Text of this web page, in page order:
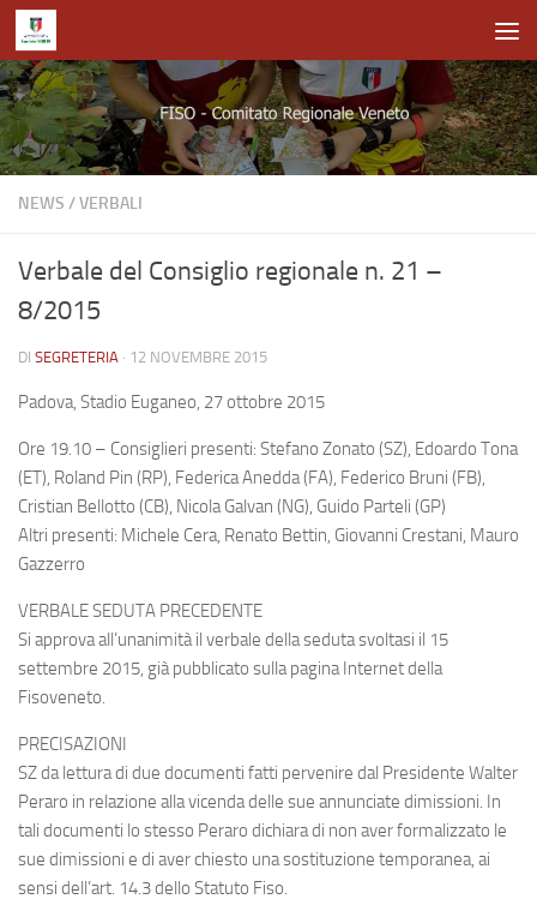
Salta al contenuto
NEWS /VERBALI
Verbale del Consiglio regionale n. 21 –
8/2015
DI SEGRETERIA · 12 NOVEMBRE 2015
Padova, Stadio Euganeo, 27 ottobre 2015
Ore 19.10 – Consiglieri presenti: Stefano Zonato (SZ), Edoardo Tona
(ET), Roland Pin (RP), Federica Anedda (FA), Federico Bruni (FB),
Cristian Bellotto (CB), Nicola Galvan (NG), Guido Parteli (GP)
Altri presenti: Michele Cera, Renato Bettin, Giovanni Crestani, Mauro
Gazzerro
VERBALE SEDUTA PRECEDENTE
Si approva all’unanimità il verbale della seduta svoltasi il 15
settembre 2015, già pubblicato sulla pagina Internet della
Fisoveneto.
PRECISAZIONI
SZ da lettura di due documenti fatti pervenire dal Presidente Walter
Peraro in relazione alla vicenda delle sue annunciate dimissioni. In
tali documenti lo stesso Peraro dichiara di non aver formalizzato le
sue dimissioni e di aver chiesto una sostituzione temporanea, ai
sensi dell’art. 14.3 dello Statuto Fiso.